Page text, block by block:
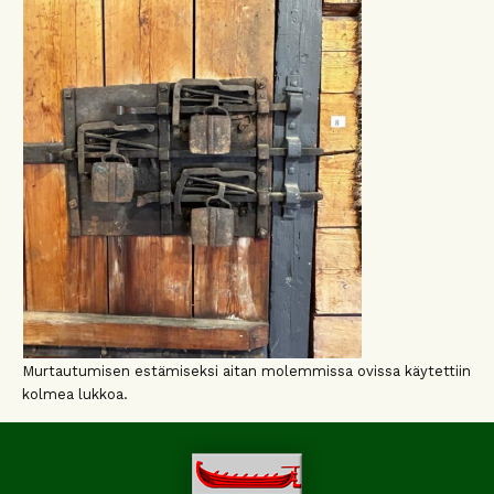
Murtautumisen estämiseksi aitan molemmissa ovissa käytettiin
kolmea lukkoa.